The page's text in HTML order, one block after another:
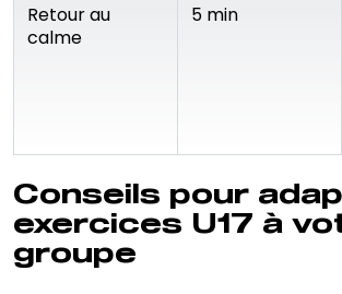
Retour au
calme
5 min
Conseils pour
exercices U17 à
groupe